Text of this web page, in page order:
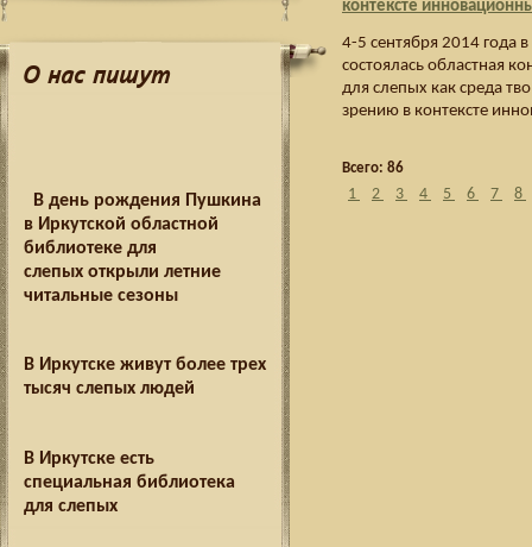
О нас пишут
В день рождения Пушкина
в Иркутской областной
библиотеке для
слепых открыли летние
читальные сезоны
В Иркутске живут более трех
тысяч слепых людей
В Иркутске есть
специальная библиотека
для слепых
контексте
4-5 сентября 2014 года
состоялась областная
для слепых как среда
зрению в контексте
Всего: 86
1 2 3 4 5 6 7 8